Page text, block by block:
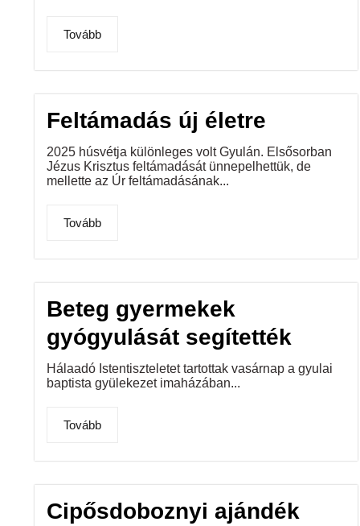
Tovább
Feltámadás új életre
2025 húsvétja különleges volt Gyulán. Elsősorban
Jézus Krisztus feltámadását ünnepelhettük, de
mellette az Úr feltámadásának...
Tovább
Beteg gyermekek
gyógyulását segítették
Hálaadó Istentiszteletet tartottak vasárnap a gyulai
baptista gyülekezet imaházában...
Tovább
Cipősdoboznyi ajándék